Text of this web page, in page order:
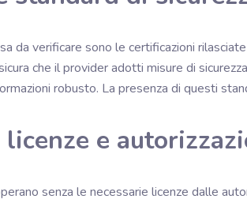
da verificare sono le certificazioni
che il provider adotti misure di
robusto. La presenza di questi
e
senza le necessarie licenze dalle